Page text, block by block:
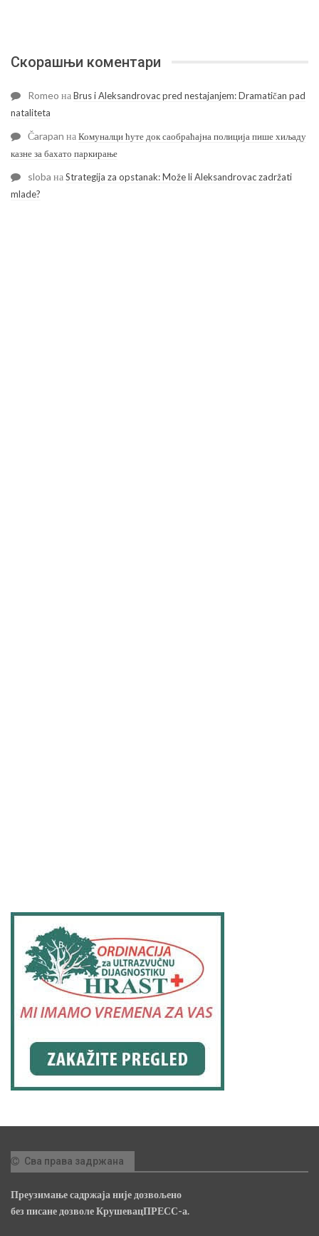
Скорашњи коментари
Romeo наBrus i Aleksandrovac pred nestajanjem: Dramatičan pad
nataliteta
Čarapan наКомуналци ћуте док саобраћајна полиција пише хиљаду
казне за бахато паркирање
sloba наStrategija za opstanak: Može li Aleksandrovac zadržati
mlade?
Сва права задржана
Преузимање садржаја није дозвољено
без писане дозволе КрушевацПРЕСС-а.